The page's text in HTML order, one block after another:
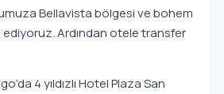
Bellavista bölgesi ve bohem
ediyoruz. Ardından otele transfer
4 yıldızlı Hotel Plaza San